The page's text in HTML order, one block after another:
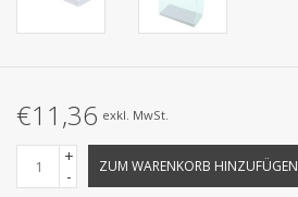
€11,36 exkl. MwSt.
+
-
ZUM WARENKORB HINZUFÜGEN